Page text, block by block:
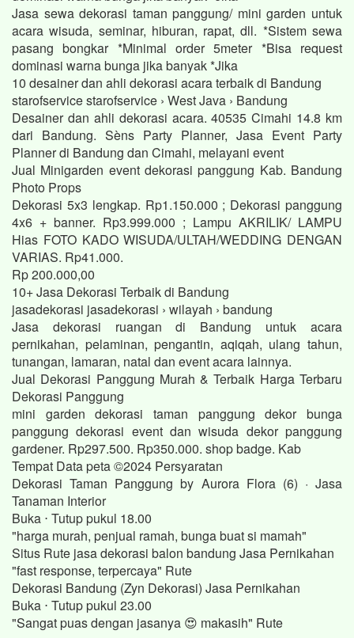
Jasa sewa dekorasi taman panggung/ mini garden untuk
acara wisuda, seminar, hiburan, rapat, dll. *Sistem sewa
pasang bongkar *Minimal order 5meter *Bisa request
dominasi warna bunga jika banyak *Jika
10 desainer dan ahli dekorasi acara terbaik di Bandung
starofservice starofservice › West Java › Bandung
Desainer dan ahli dekorasi acara. 40535 Cimahi 14.8 km
dari Bandung. Sèns Party Planner, Jasa Event Party
Planner di Bandung dan Cimahi, melayani event
Jual Minigarden event dekorasi panggung Kab. Bandung
Photo Props
Dekorasi 5x3 lengkap. Rp1.150.000 ; Dekorasi panggung
4x6 + banner. Rp3.999.000 ; Lampu AKRILIK/ LAMPU
Hias FOTO KADO WISUDA/ULTAH/WEDDING DENGAN
VARIAS. Rp41.000.
Rp 200.000,00
10+ Jasa Dekorasi Terbaik di Bandung
jasadekorasi jasadekorasi › wilayah › bandung
Jasa dekorasi ruangan di Bandung untuk acara
pernikahan, pelaminan, pengantin, aqiqah, ulang tahun,
tunangan, lamaran, natal dan event acara lainnya.
Jual Dekorasi Panggung Murah & Terbaik Harga Terbaru
Dekorasi Panggung
mini garden dekorasi taman panggung dekor bunga
panggung dekorasi event dan wisuda dekor panggung
gardener. Rp297.500. Rp350.000. shop badge. Kab
Tempat Data peta ©2024 Persyaratan
Dekorasi Taman Panggung by Aurora Flora (6) · Jasa
Tanaman Interior
Buka ⋅ Tutup pukul 18.00
"harga murah, penjual ramah, bunga buat si mamah"
Situs Rute jasa dekorasi balon bandung Jasa Pernikahan
"fast response, terpercaya" Rute
Dekorasi Bandung (Zyn Dekorasi) Jasa Pernikahan
Buka ⋅ Tutup pukul 23.00
"Sangat puas dengan jasanya 😍 makasih" Rute